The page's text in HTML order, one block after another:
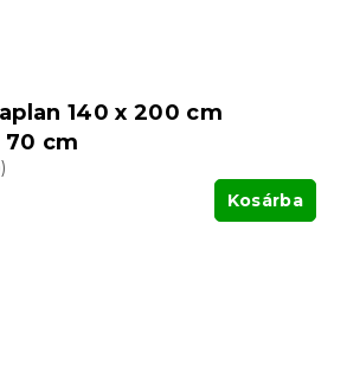
140 x 200 cm
70 cm
Kosárba